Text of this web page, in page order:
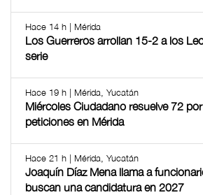
Hace 14 h | Mérida
Los Guerreros arrollan 15-2 a los
serie
Hace 19 h | Mérida, Yucatán
Miércoles Ciudadano resuelve 72
peticiones en Mérida
Hace 21 h | Mérida, Yucatán
Joaquín Díaz Mena llama a
buscan una candidatura en 2027